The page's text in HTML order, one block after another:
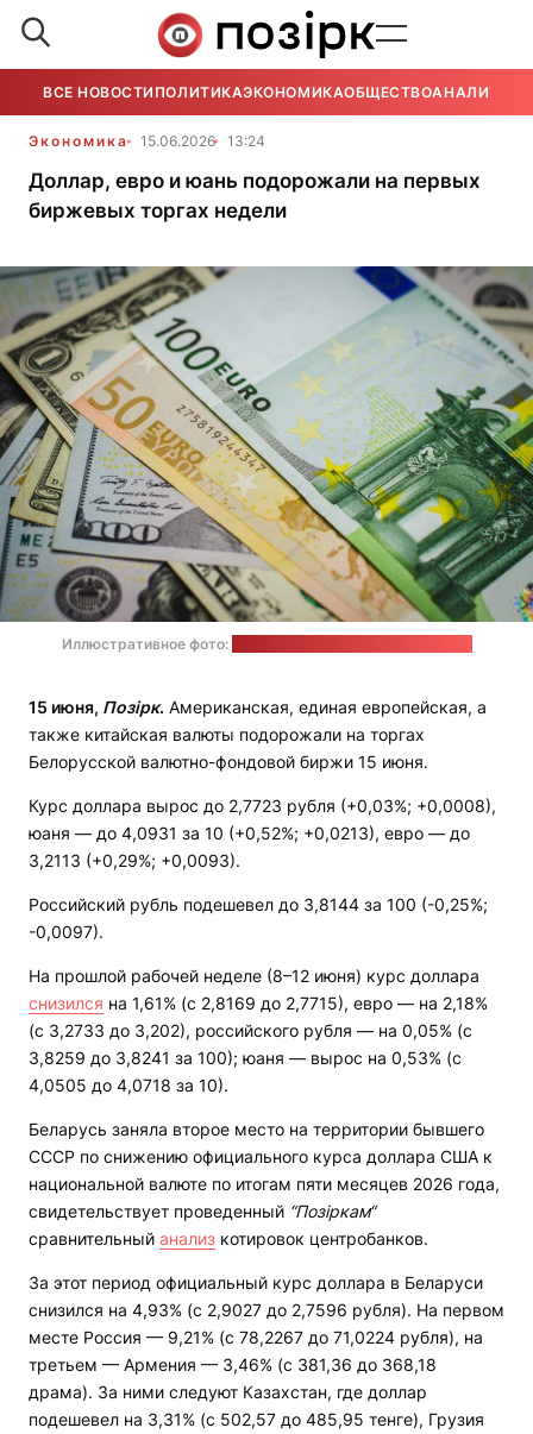
ВСЕ НОВОСТИ ПОЛИТИКАЭКОНОМИКАОБЩЕСТВОАНАЛИТИКА
Экономика 15.06.2026 13:24
Доллар, евро и юань подорожали на первых
биржевых торгах недели
Иллюстративное фото:
15 июня, Позірк. Американская, единая европейская, а
также китайская валюты подорожали на торгах
Белорусской валютно-фондовой биржи 15 июня.
Курс доллара вырос до 2,7723 рубля (+0,03%; +0,0008),
юаня — до 4,0931 за 10 (+0,52%; +0,0213), евро — до
3,2113 (+0,29%; +0,0093).
Российский рубль подешевел до 3,8144 за 100 (-0,25%;
-0,0097).
На прошлой рабочей неделе (8–12 июня) курс доллара
снизился на 1,61% (с 2,8169 до 2,7715), евро — на 2,18%
(с 3,2733 до 3,202), российского рубля — на 0,05% (с
3,8259 до 3,8241 за 100); юаня — вырос на 0,53% (с
4,0505 до 4,0718 за 10).
Беларусь заняла второе место на территории бывшего
СССР по снижению официального курса доллара США к
национальной валюте по итогам пяти месяцев 2026 года,
свидетельствует проведенный “Позіркам“
сравнительный анализ котировок центробанков.
За этот период официальный курс доллара в Беларуси
снизился на 4,93% (с 2,9027 до 2,7596 рубля). На первом
месте Россия — 9,21% (с 78,2267 до 71,0224 рубля), на
третьем — Армения — 3,46% (с 381,36 до 368,18
драма). За ними следуют Казахстан, где доллар
подешевел на 3,31% (с 502,57 до 485,95 тенге), Грузия